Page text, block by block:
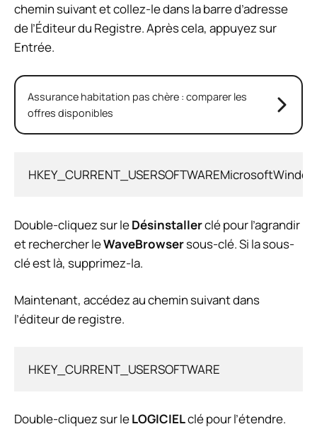
chemin suivant et collez-le dans la barre d’adresse
de l’Éditeur du Registre. Après cela, appuyez sur
Entrée.
Assurance habitation pas chère : comparer les
offres disponibles
Double-cliquez sur leDésinstallerclé pour l’agrandir
et rechercher leWaveBrowsersous-clé. Si la sous-
clé est là, supprimez-la.
Maintenant, accédez au chemin suivant dans
l’éditeur de registre.
HKEY_CURRENT_USERSOFTWARE
Double-cliquez sur leLOGICIELclé pour l’étendre.